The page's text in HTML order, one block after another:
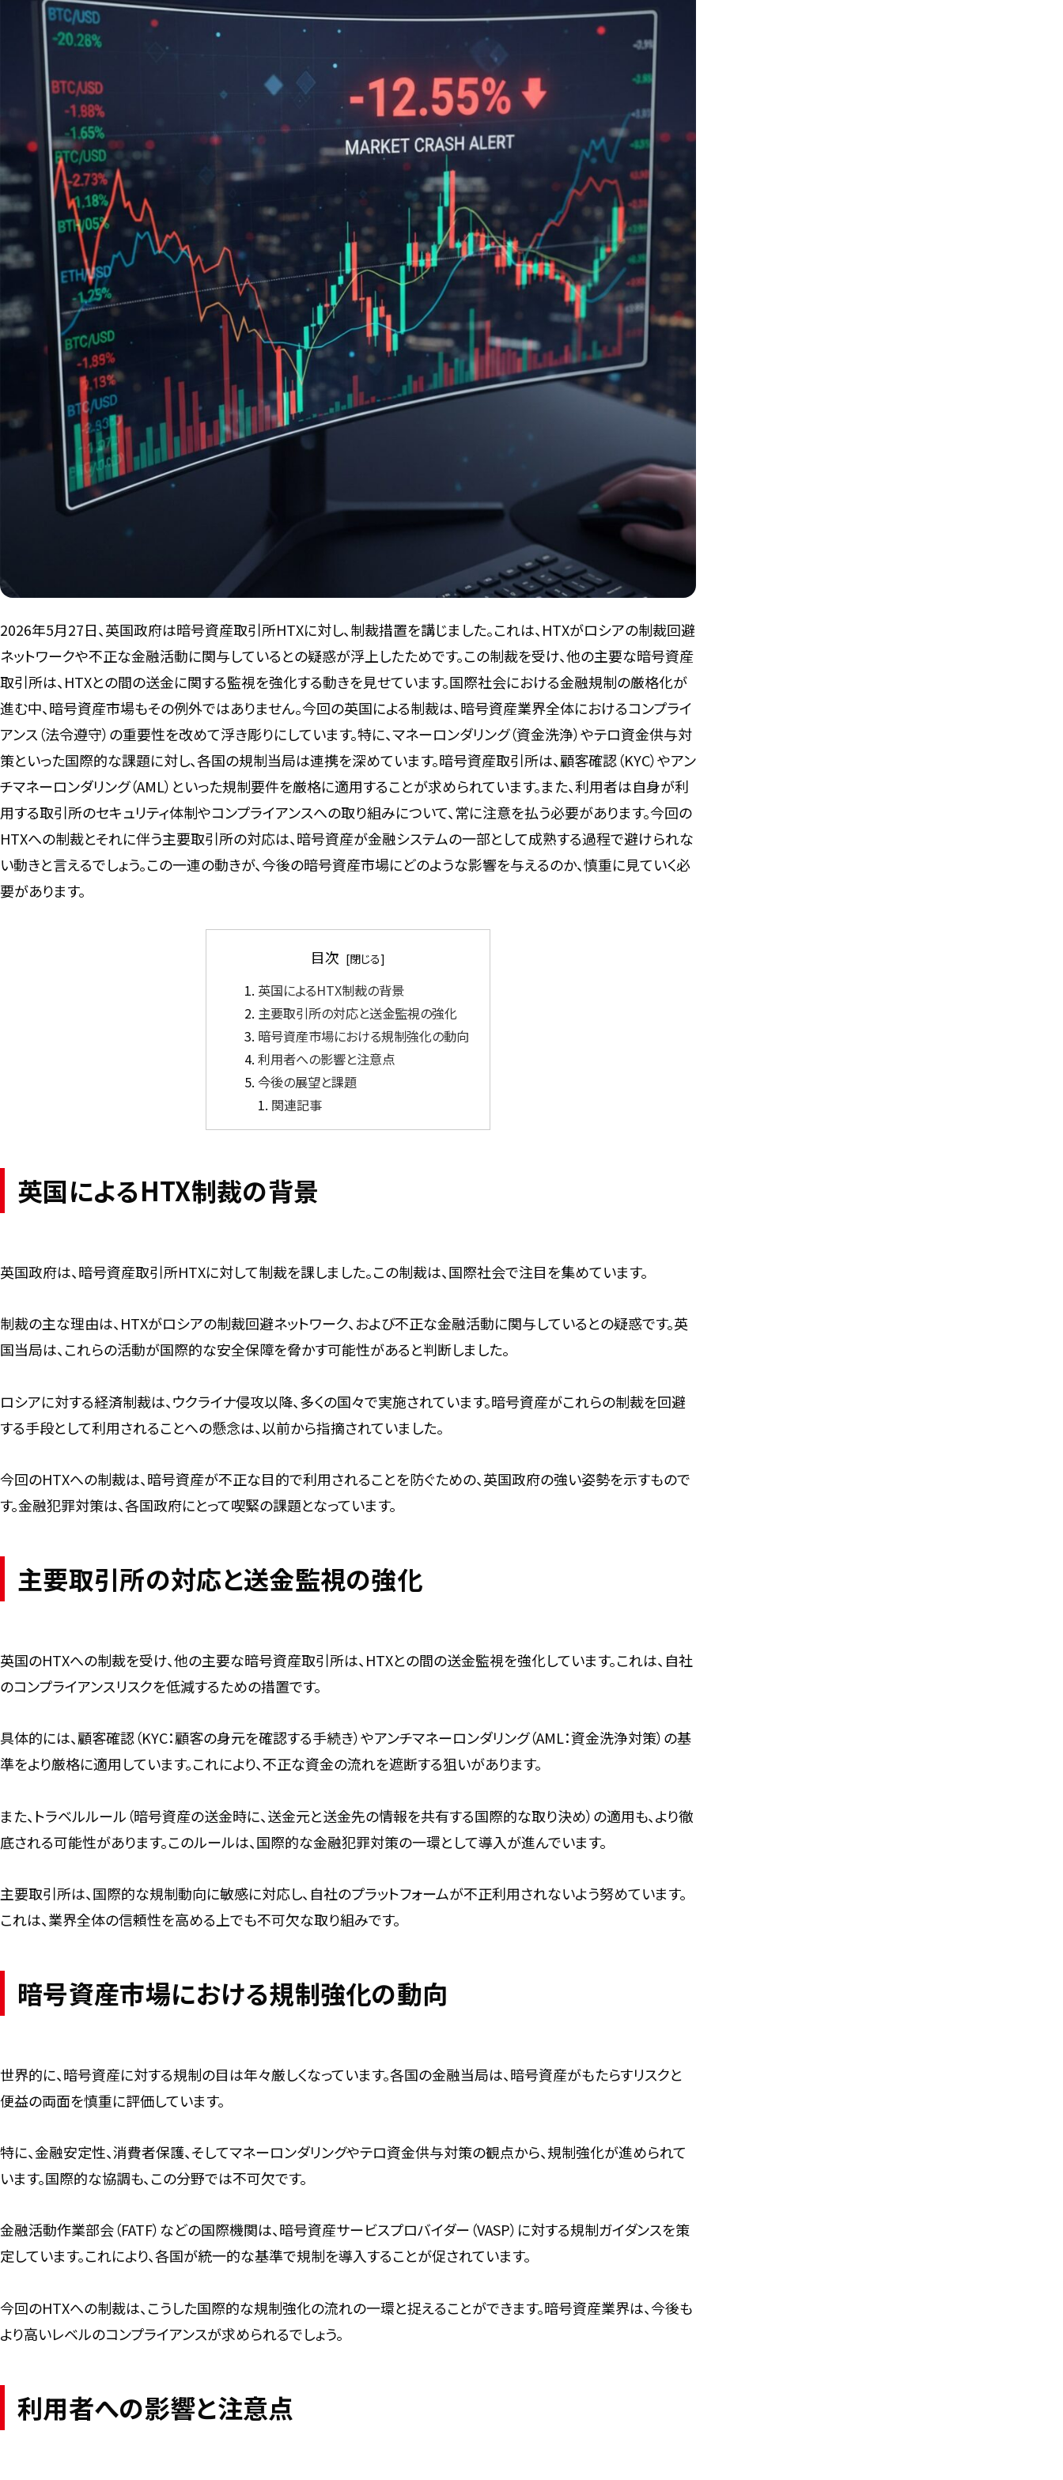
2026年5月27日、英国政府は暗号資産取引所HTXに対し、制裁措置を講じました。これは、HTXがロシアの制裁回避
ネットワークや不正な金融活動に関与しているとの疑惑が浮上したためです。この制裁を受け、他の主要な暗号資産
取引所は、HTXとの間の送金に関する監視を強化する動きを見せています。国際社会における金融規制の厳格化が
進む中、暗号資産市場もその例外ではありません。今回の英国による制裁は、暗号資産業界全体におけるコンプライ
アンス（法令遵守）の重要性を改めて浮き彫りにしています。特に、マネーロンダリング（資金洗浄）やテロ資金供与対
策といった国際的な課題に対し、各国の規制当局は連携を深めています。暗号資産取引所は、顧客確認（KYC）やアン
チマネーロンダリング（AML）といった規制要件を厳格に適用することが求められています。また、利用者は自身が利
用する取引所のセキュリティ体制やコンプライアンスへの取り組みについて、常に注意を払う必要があります。今回の
HTXへの制裁とそれに伴う主要取引所の対応は、暗号資産が金融システムの一部として成熟する過程で避けられな
い動きと言えるでしょう。この一連の動きが、今後の暗号資産市場にどのような影響を与えるのか、慎重に見ていく必
要があります。
目次
英国によるHTX制裁の背景
主要取引所の対応と送金監視の強化
暗号資産市場における規制強化の動向
利用者への影響と注意点
今後の展望と課題
関連記事
英国によるHTX制裁の背景
英国政府は、暗号資産取引所HTXに対して制裁を課しました。この制裁は、国際社会で注目を集めています。
制裁の主な理由は、HTXがロシアの制裁回避ネットワーク、および不正な金融活動に関与しているとの疑惑です。英
国当局は、これらの活動が国際的な安全保障を脅かす可能性があると判断しました。
ロシアに対する経済制裁は、ウクライナ侵攻以降、多くの国々で実施されています。暗号資産がこれらの制裁を回避
する手段として利用されることへの懸念は、以前から指摘されていました。
今回のHTXへの制裁は、暗号資産が不正な目的で利用されることを防ぐための、英国政府の強い姿勢を示すもので
す。金融犯罪対策は、各国政府にとって喫緊の課題となっています。
主要取引所の対応と送金監視の強化
英国のHTXへの制裁を受け、他の主要な暗号資産取引所は、HTXとの間の送金監視を強化しています。これは、自社
のコンプライアンスリスクを低減するための措置です。
具体的には、顧客確認（KYC：顧客の身元を確認する手続き）やアンチマネーロンダリング（AML：資金洗浄対策）の基
準をより厳格に適用しています。これにより、不正な資金の流れを遮断する狙いがあります。
また、トラベルルール（暗号資産の送金時に、送金元と送金先の情報を共有する国際的な取り決め）の適用も、より徹
底される可能性があります。このルールは、国際的な金融犯罪対策の一環として導入が進んでいます。
主要取引所は、国際的な規制動向に敏感に対応し、自社のプラットフォームが不正利用されないよう努めています。
これは、業界全体の信頼性を高める上でも不可欠な取り組みです。
暗号資産市場における規制強化の動向
世界的に、暗号資産に対する規制の目は年々厳しくなっています。各国の金融当局は、暗号資産がもたらすリスクと
便益の両面を慎重に評価しています。
特に、金融安定性、消費者保護、そしてマネーロンダリングやテロ資金供与対策の観点から、規制強化が進められて
います。国際的な協調も、この分野では不可欠です。
金融活動作業部会（FATF）などの国際機関は、暗号資産サービスプロバイダー（VASP）に対する規制ガイダンスを策
定しています。これにより、各国が統一的な基準で規制を導入することが促されています。
今回のHTXへの制裁は、こうした国際的な規制強化の流れの一環と捉えることができます。暗号資産業界は、今後も
より高いレベルのコンプライアンスが求められるでしょう。
利用者への影響と注意点